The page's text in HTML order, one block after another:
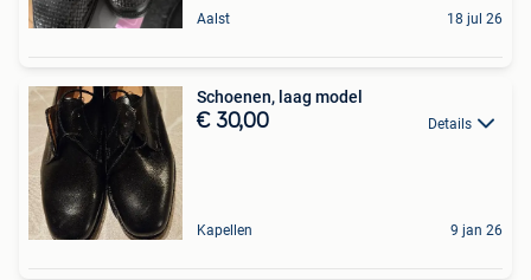
Aalst 18 jul 26
Schoenen, laag model
€ 30,00 Details
Kapellen 9 jan 26